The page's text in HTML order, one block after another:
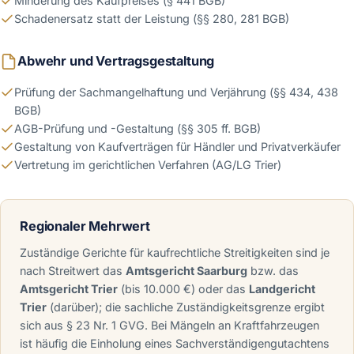
Schadenersatz statt der Leistung (§§ 280, 281 BGB)
Abwehr und Vertragsgestaltung
Prüfung der Sachmangelhaftung und Verjährung (§§ 434, 438
BGB)
AGB-Prüfung und -Gestaltung (§§ 305 ff. BGB)
Gestaltung von Kaufverträgen für Händler und Privatverkäufer
Vertretung im gerichtlichen Verfahren (AG/LG Trier)
Regionaler Mehrwert
Zuständige Gerichte für kaufrechtliche Streitigkeiten sind je
nach Streitwert das Amtsgericht Saarburg bzw. das
Amtsgericht Trier (bis 10.000 €) oder das Landgericht
Trier (darüber); die sachliche Zuständigkeitsgrenze ergibt
sich aus § 23 Nr. 1 GVG. Bei Mängeln an Kraftfahrzeugen
ist häufig die Einholung eines Sachverständigengutachtens